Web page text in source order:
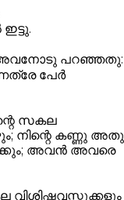
അവനോടു പറഞ്ഞതു:
പേർ
സകല
നിന്റെ കണ്ണു അതു
അവൻ അവരെ